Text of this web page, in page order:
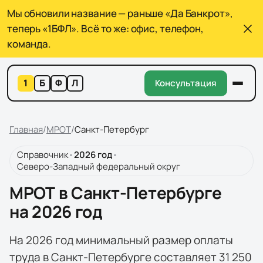
Мы обновили название — раньше «Да Банкрот»,
теперь «1БФЛ». Всё то же: офис, телефон,
команда.
1 Б Ф Л Консультация
Главная/МРОТ/Санкт-Петербург
Справочник•2026год•
Северо-Западный федеральный округ
МРОТ в Санкт-Петербурге
на 2026 год
На 2026 год минимальный размер оплаты
труда в Санкт-Петербурге составляет 31 250